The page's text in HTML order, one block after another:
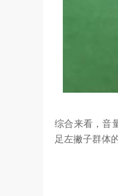
综合来看，音
足左撇子群体